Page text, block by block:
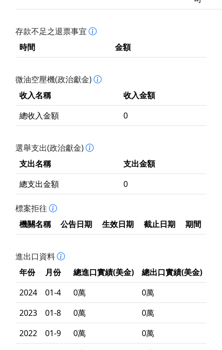
存款不足之退票事宜
時間
金額
微油空壓機(政治獻金)
收入名稱
收入金額
總收入金額
0
選舉支出(政治獻金)
支出名稱
支出金額
總支出金額
0
標案拒往
機關名稱
公告日期 生效日期 截止日期 期間
進出口資料
年份
月份 總進口實績(美金)
總出口實績(美金)
2024
01-4 0萬
0萬
2023
01-8 0萬
0萬
2022
01-9 0萬
0萬